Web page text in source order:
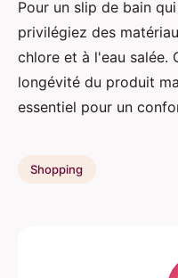
Pour un slip de bain
privilégiez des
chlore et à l'eau salée.
longévité du produit
essentiel pour un
Shopping